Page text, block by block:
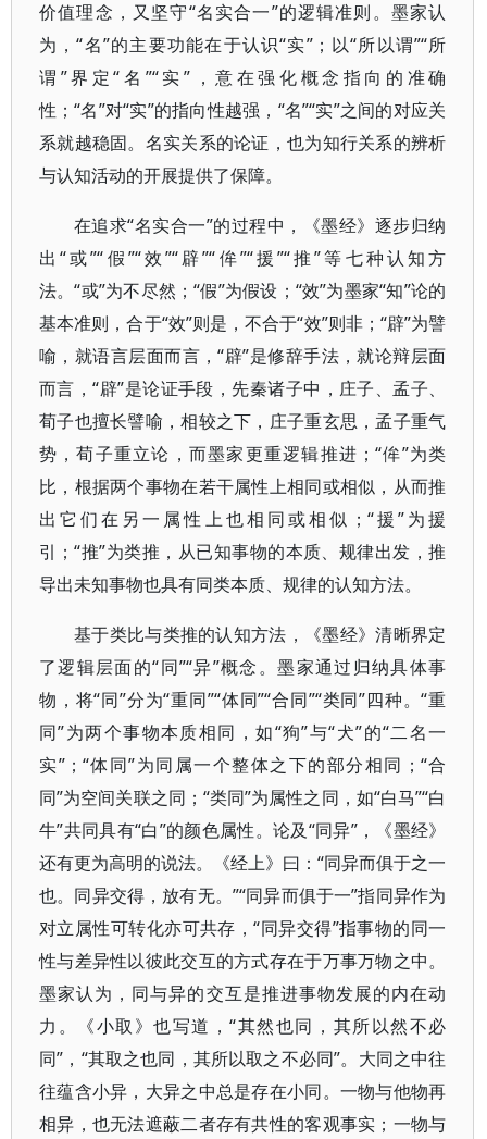
价值理念，又坚守“名实合一”的逻辑准则。墨家认
为，“名”的主要功能在于认识“实”；以“所以谓”“所
谓”界定“名”“实”，意在强化概念指向的准确
性；“名”对“实”的指向性越强，“名”“实”之间的对应关
系就越稳固。名实关系的论证，也为知行关系的辨析
与认知活动的开展提供了保障。
在追求“名实合一”的过程中，《墨经》逐步归纳
出“或”“假”“效”“辟”“侔”“援”“推”等七种认知方
法。“或”为不尽然；“假”为假设；“效”为墨家“知”论的
基本准则，合于“效”则是，不合于“效”则非；“辟”为譬
喻，就语言层面而言，“辟”是修辞手法，就论辩层面
而言，“辟”是论证手段，先秦诸子中，庄子、孟子、
荀子也擅长譬喻，相较之下，庄子重玄思，孟子重气
势，荀子重立论，而墨家更重逻辑推进；“侔”为类
比，根据两个事物在若干属性上相同或相似，从而推
出它们在另一属性上也相同或相似；“援”为援
引；“推”为类推，从已知事物的本质、规律出发，推
导出未知事物也具有同类本质、规律的认知方法。
基于类比与类推的认知方法，《墨经》清晰界定
了逻辑层面的“同”“异”概念。墨家通过归纳具体事
物，将“同”分为“重同”“体同”“合同”“类同”四种。“重
同”为两个事物本质相同，如“狗”与“犬”的“二名一
实”；“体同”为同属一个整体之下的部分相同；“合
同”为空间关联之同；“类同”为属性之同，如“白马”“白
牛”共同具有“白”的颜色属性。论及“同异”，《墨经》
还有更为高明的说法。《经上》曰：“同异而俱于之一
也。同异交得，放有无。”“同异而俱于一”指同异作为
对立属性可转化亦可共存，“同异交得”指事物的同一
性与差异性以彼此交互的方式存在于万事万物之中。
墨家认为，同与异的交互是推进事物发展的内在动
力。《小取》也写道，“其然也同，其所以然不必
同”，“其取之也同，其所以取之不必同”。大同之中往
往蕴含小异，大异之中总是存在小同。一物与他物再
相异，也无法遮蔽二者存有共性的客观事实；一物与